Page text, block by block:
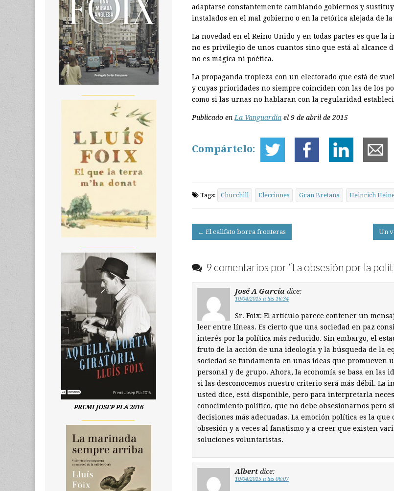
adaptarse constantemente cambiando gobiernos y
instalados en el mal gobierno o en la retórica alejada de
La novedad en el Reino Unido y en todas partes es que la
no es privilegio de unos cuantos sino que está al alcance
no es mágica ni poética.
La propaganda tropieza con un electorado que está de
y cuyas prioridades no siempre coinciden con las de los
como si las urnas no hablaran con la regularidad
Publicado en La Vanguardia el 9 de abril de 2015
Compártelo:
Tags: Churchill Elecciones Gran Bretaña Heinrich
Post
← El califato borra fronteras Un
9 comentarios por “La obsesión por la
José A García dice:
10/04/2015 a las 16:34
Sr. Foix: El artículo parece contener un
leer entre líneas. Es cierto que una sociedad en paz
interés por la política más reducido. Sin embargo, el
fruto de la acción de una ideología y la búsqueda de la
sociedad se fundamenta en unas ideas que promueven
personal y de grupo. Ahora, la economía se basa en las
si las desconocemos nuestro criterio será más débil. La
usted dice, está disponible, pero para interpretarla
conocimiento político, que no debe obsesionarnos pero
decisiones más adecuadas. La emoción política es la que
obsesión y a veces al fanatismo y a creer que existen
soluciones voluntaristas.
Albert dice:
10/04/2015 a las 06:07
PREMI JOSEP PLA 2016